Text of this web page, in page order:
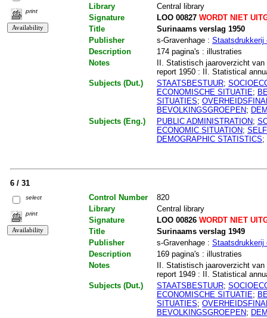
print
Library
Central library
Signature
LOO 00827WORDT NIET
Title
Surinaams verslag 1950
Publisher
s-Gravenhage : Staatsdrukkerij
Description
174 pagina's : illustraties
Notes
II. Statistisch jaaroverzicht
report 1950 : II. Statistical
Subjects (Dut.)
STAATSBESTUUR;
ECONOMISCHE SITUATIE;
SITUATIES;
BEVOLKINGSGROEPEN;
Subjects (Eng.)
PUBLIC ADMINISTRATION;
ECONOMIC SITUATION;
DEMOGRAPHIC STATISTICS;
6 / 31
select
print
Control Number
820
Library
Central library
Signature
LOO 00826WORDT NIET
Title
Surinaams verslag 1949
Publisher
s-Gravenhage : Staatsdrukkerij
Description
169 pagina's : illustraties
Notes
II. Statistisch jaaroverzicht van
report 1949 : II. Statistical
Subjects (Dut.)
STAATSBESTUUR;
ECONOMISCHE SITUATIE;
SITUATIES;
BEVOLKINGSGROEPEN;